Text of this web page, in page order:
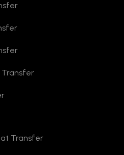
Transfer
Transfer